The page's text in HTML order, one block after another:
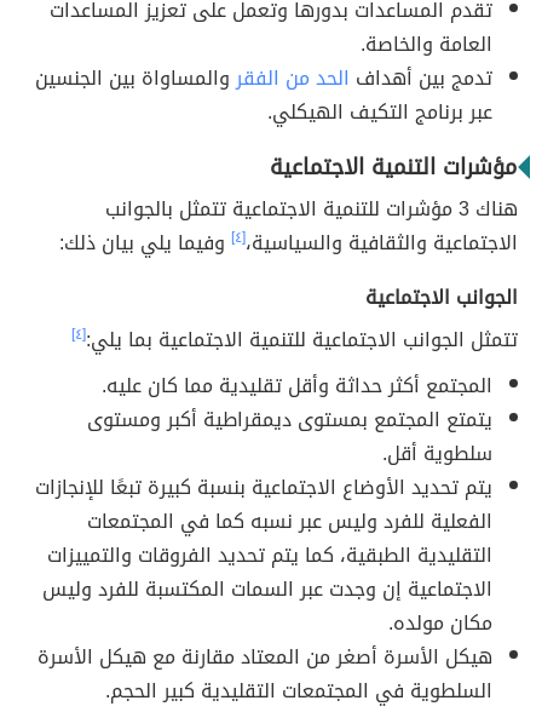
تقدم المساعدات بدورها وتعمل على تعزيز المساعدات
العامة والخاصة.
تدمج بين أهداف الحد من الفقروالمساواة بين الجنسين
عبر برنامج التكيف الهيكلي.
مؤشرات التنمية الاجتماعية
هناك 3 مؤشرات للتنمية الاجتماعية تتمثل بالجوانب
الاجتماعية والثقافية والسياسية،[٤]
وفيما يلي بيان ذلك:
الجوانب الاجتماعية
تتمثل الجوانب الاجتماعية للتنمية الاجتماعية بما يلي:[٤]
المجتمع أكثر حداثة وأقل تقليدية مما كان عليه.
يتمتع المجتمع بمستوى ديمقراطية أكبر ومستوى
سلطوية أقل.
يتم تحديد الأوضاع الاجتماعية بنسبة كبيرة تبعًا للإنجازات
الفعلية للفرد وليس عبر نسبه كما في المجتمعات
التقليدية الطبقية، كما يتم تحديد الفروقات والتمييزات
الاجتماعية إن وجدت عبر السمات المكتسبة للفرد وليس
مكان مولده.
هيكل الأسرة أصغر من المعتاد مقارنة مع هيكل الأسرة
السلطوية في المجتمعات التقليدية كبير الحجم.